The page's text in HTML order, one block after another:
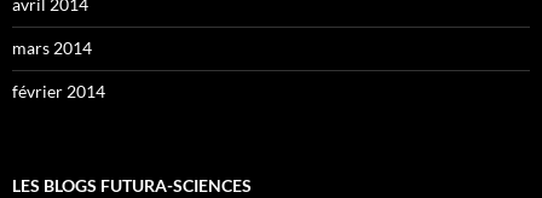
avril 2014
mars 2014
février 2014
LES BLOGS FUTURA-SCIENCES